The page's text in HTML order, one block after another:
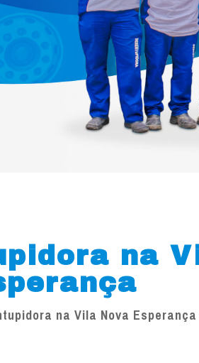
na
na Vila Nova Esperança